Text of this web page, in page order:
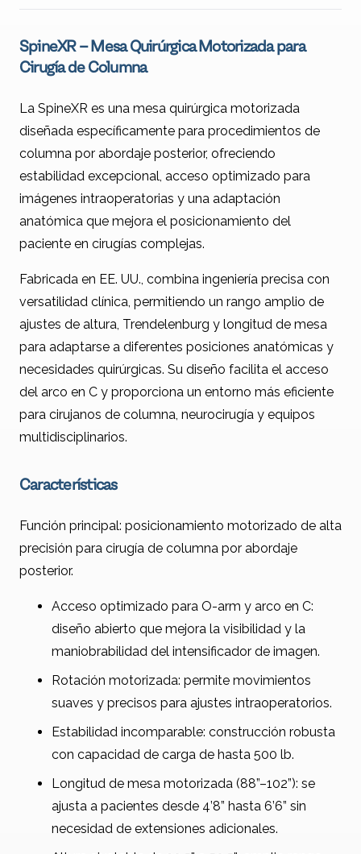
SpineXR – Mesa Quirúrgica Motorizada para
Cirugía de Columna
La SpineXR es una mesa quirúrgica motorizada
diseñada específicamente para procedimientos de
columna por abordaje posterior, ofreciendo
estabilidad excepcional, acceso optimizado para
imágenes intraoperatorias y una adaptación
anatómica que mejora el posicionamiento del
paciente en cirugías complejas.
Fabricada en EE. UU., combina ingeniería precisa con
versatilidad clínica, permitiendo un rango amplio de
ajustes de altura, Trendelenburg y longitud de mesa
para adaptarse a diferentes posiciones anatómicas y
necesidades quirúrgicas. Su diseño facilita el acceso
del arco en C y proporciona un entorno más eficiente
para cirujanos de columna, neurocirugía y equipos
multidisciplinarios.
Características
Función principal: posicionamiento motorizado de alta
precisión para cirugía de columna por abordaje
posterior.
Acceso optimizado para O-arm y arco en C:
diseño abierto que mejora la visibilidad y la
maniobrabilidad del intensificador de imagen.
Rotación motorizada: permite movimientos
suaves y precisos para ajustes intraoperatorios.
Estabilidad incomparable: construcción robusta
con capacidad de carga de hasta 500 lb.
Longitud de mesa motorizada (88”–102”): se
ajusta a pacientes desde 4’8” hasta 6’6” sin
necesidad de extensiones adicionales.